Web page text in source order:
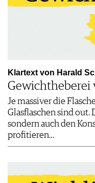
Klartext von Harald
Gewichtheberei
Je massiver die
Glasflaschen sind
sondern auch den
profitieren…